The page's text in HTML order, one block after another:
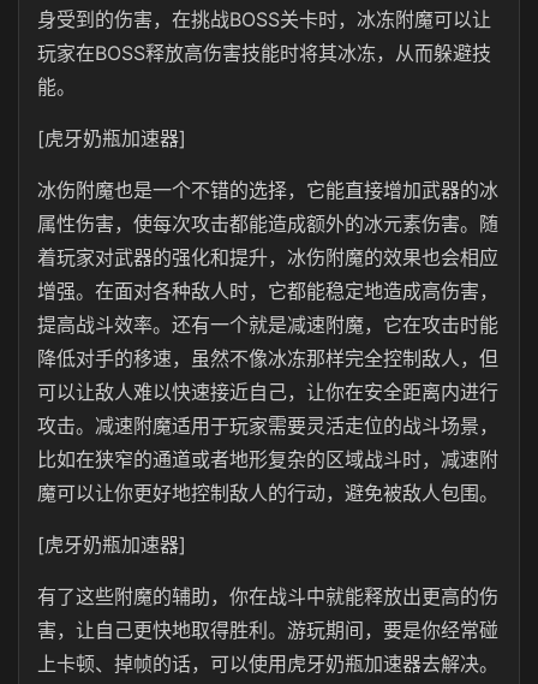
身受到的伤害，在挑战BOSS关卡时，冰冻附魔可以让
玩家在BOSS释放高伤害技能时将其冰冻，从而躲避技
能。
[虎牙奶瓶加速器]
冰伤附魔也是一个不错的选择，它能直接增加武器的冰
属性伤害，使每次攻击都能造成额外的冰元素伤害。随
着玩家对武器的强化和提升，冰伤附魔的效果也会相应
增强。在面对各种敌人时，它都能稳定地造成高伤害，
提高战斗效率。还有一个就是减速附魔，它在攻击时能
降低对手的移速，虽然不像冰冻那样完全控制敌人，但
可以让敌人难以快速接近自己，让你在安全距离内进行
攻击。减速附魔适用于玩家需要灵活走位的战斗场景，
比如在狭窄的通道或者地形复杂的区域战斗时，减速附
魔可以让你更好地控制敌人的行动，避免被敌人包围。
[虎牙奶瓶加速器]
有了这些附魔的辅助，你在战斗中就能释放出更高的伤
害，让自己更快地取得胜利。游玩期间，要是你经常碰
上卡顿、掉帧的话，可以使用虎牙奶瓶加速器去解决。